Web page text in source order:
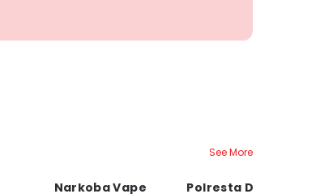
See More
Narkoba Vape Polresta Denpasar